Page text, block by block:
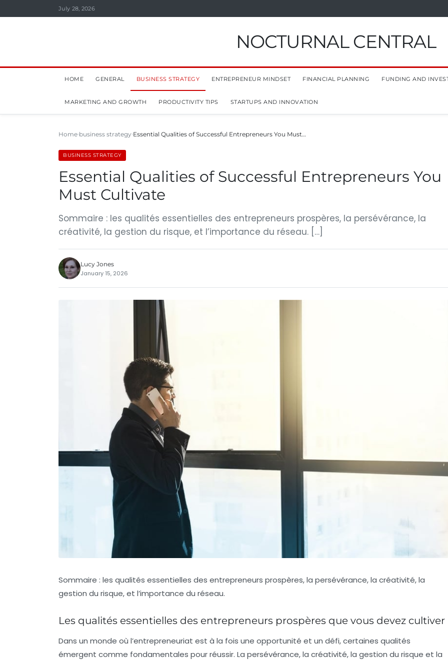
July 28, 2026
NOCTURNAL CENTRAL
HOME GENERAL BUSINESS STRATEGY ENTREPRENEUR MINDSET FINANCIAL PLANNING FUNDING AND
MARKETING AND GROWTH PRODUCTIVITY TIPS STARTUPS AND INNOVATION
Home business strategy Essential Qualities of Successful Entrepreneurs You Must…
BUSINESS STRATEGY
Essential Qualities of Successful Entrepreneurs You
Must Cultivate
Sommaire : les qualités essentielles des entrepreneurs prospères, la persévérance, la
créativité, la gestion du risque, et l’importance du réseau. […]
Lucy Jones
January 15, 2026
Sommaire : les qualités essentielles des entrepreneurs prospères, la persévérance, la créativité, la
gestion du risque, et l’importance du réseau.
Les qualités essentielles des entrepreneurs prospères que vous devez cultiver
Dans un monde où l’entrepreneuriat est à la fois une opportunité et un défi, certaines qualités
émergent comme fondamentales pour réussir. La persévérance, la créativité, la gestion du risque et la